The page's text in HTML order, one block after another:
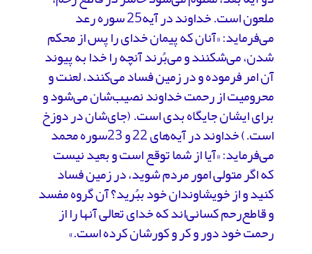
ملعون است. خداوند در آیه25 سوره رعد
می‌فرماید: «آنان که پیمان خدای را پس از محکم
شدن، می‌شکنند و می‌بُرند آنچه را خدا به پیوند
آن امر فرموده و در زمین فساد می‌کنند، لعنت و
محرومیت از رحمت خداوند نصیب‌شان می‌شود و
برای ایشان جایگاه بدی است. (جای‌شان در دوزخ
است.) خداوند در آیه‌های 22 و 23سوره محمد
می‌فرماید: «آیا از شما توقع است و بعید نیست
که اگر متولی امور مردم شوید، در زمین فساد
کنید و از خویشاوندان خود ببُرید؟ آن گروه مفسد
و قاطع‌رحم کسانی‌اند که خدای تعالی آنها را از
رحمت خود دور و کر و کورشان کرده است.»